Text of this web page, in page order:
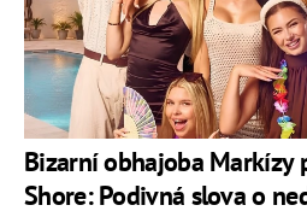
Bizarní obhajoba Markízy
Shore: Podivná slova o